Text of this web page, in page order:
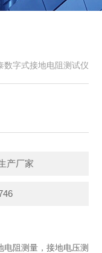
数字式接地电阻测试仪
产厂家
电阻测量，接地电压测